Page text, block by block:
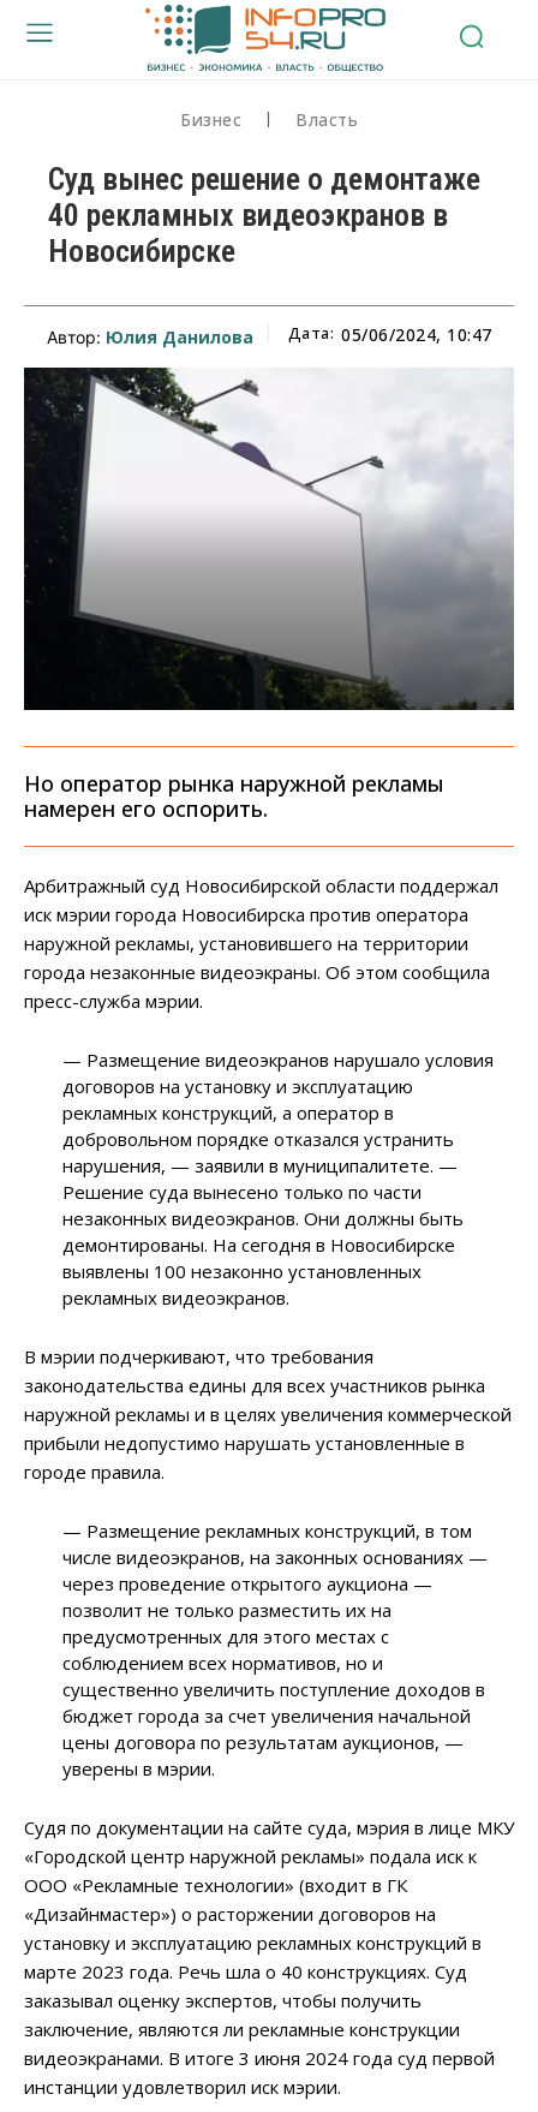
Бизнес Власть
Суд вынес решение о демонтаже
40 рекламных видеоэкранов в
Новосибирске
Автор: Юлия Данилова Дата: 05/06/2024, 10:47
Но оператор рынка наружной рекламы
намерен его оспорить.
Арбитражный суд Новосибирской области поддержал
иск мэрии города Новосибирска против оператора
наружной рекламы, установившего на территории
города незаконные видеоэкраны. Об этом сообщила
пресс-служба мэрии.
— Размещение видеоэкранов нарушало условия
договоров на установку и эксплуатацию
рекламных конструкций, а оператор в
добровольном порядке отказался устранить
нарушения, — заявили в муниципалитете. —
Решение суда вынесено только по части
незаконных видеоэкранов. Они должны быть
демонтированы. На сегодня в Новосибирске
выявлены 100 незаконно установленных
рекламных видеоэкранов.
В мэрии подчеркивают, что требования
законодательства едины для всех участников рынка
наружной рекламы и в целях увеличения коммерческой
прибыли недопустимо нарушать установленные в
городе правила.
— Размещение рекламных конструкций, в том
числе видеоэкранов, на законных основаниях —
через проведение открытого аукциона —
позволит не только разместить их на
предусмотренных для этого местах с
соблюдением всех нормативов, но и
существенно увеличить поступление доходов в
бюджет города за счет увеличения начальной
цены договора по результатам аукционов, —
уверены в мэрии.
Судя по документации на сайте суда, мэрия в лице МКУ
«Городской центр наружной рекламы» подала иск к
ООО «Рекламные технологии» (входит в ГК
«Дизайнмастер») о расторжении договоров на
установку и эксплуатацию рекламных конструкций в
марте 2023 года. Речь шла о 40 конструкциях. Суд
заказывал оценку экспертов, чтобы получить
заключение, являются ли рекламные конструкции
видеоэкранами. В итоге 3 июня 2024 года суд первой
инстанции удовлетворил иск мэрии.